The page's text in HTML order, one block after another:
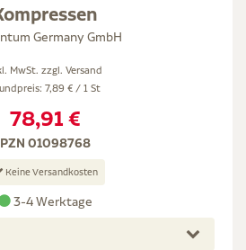
Germany GmbH
MwSt. zzgl. Versand
7,89 € / 1 St
78,91 €
PZN 01098768
Keine Versandkosten
3-4 Werktage